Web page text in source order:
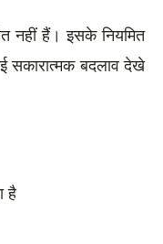
नहीं हैं। इसके नियमित
सकारात्मक बदलाव देखे
है